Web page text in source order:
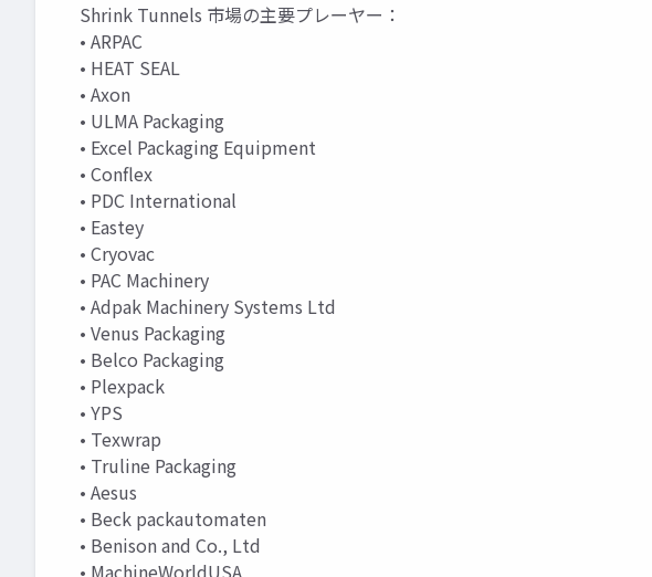
Shrink Tunnels 市場の主要プレーヤー：
• ARPAC
• HEAT SEAL
• Axon
• ULMA Packaging
• Excel Packaging Equipment
• Conflex
• PDC International
• Eastey
• Cryovac
• PAC Machinery
• Adpak Machinery Systems Ltd
• Venus Packaging
• Belco Packaging
• Plexpack
• YPS
• Texwrap
• Truline Packaging
• Aesus
• Beck packautomaten
• Benison and Co., Ltd
• MachineWorldUSA